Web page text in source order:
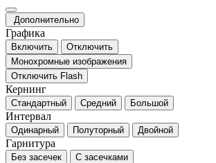
Дополнительно
Графика
Включить
Отключить
Монохромные изображения
Отключить Flash
Кернинг
Стандартный Средний Большой
Интервал
Одинарный Полуторный Двойной
Гарнитура
Без засечек С засечками